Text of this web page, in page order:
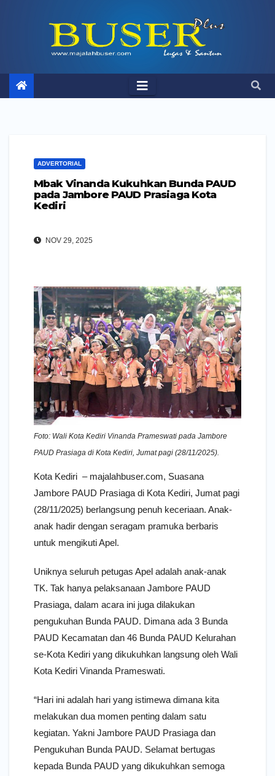
ADVERTORIAL
Mbak Vinanda Kukuhkan Bunda PAUD
pada Jambore PAUD Prasiaga Kota
Kediri
NOV 29, 2025
Foto: Wali Kota Kediri Vinanda Prameswati pada Jambore
PAUD Prasiaga di Kota Kediri, Jumat pagi (28/11/2025).
Kota Kediri – majalahbuser.com, Suasana
Jambore PAUD Prasiaga di Kota Kediri, Jumat pagi
(28/11/2025) berlangsung penuh keceriaan. Anak-
anak hadir dengan seragam pramuka berbaris
untuk mengikuti Apel.
Uniknya seluruh petugas Apel adalah anak-anak
TK. Tak hanya pelaksanaan Jambore PAUD
Prasiaga, dalam acara ini juga dilakukan
pengukuhan Bunda PAUD. Dimana ada 3 Bunda
PAUD Kecamatan dan 46 Bunda PAUD Kelurahan
se-Kota Kediri yang dikukuhkan langsung oleh Wali
Kota Kediri Vinanda Prameswati.
“Hari ini adalah hari yang istimewa dimana kita
melakukan dua momen penting dalam satu
kegiatan. Yakni Jambore PAUD Prasiaga dan
Pengukuhan Bunda PAUD. Selamat bertugas
kepada Bunda PAUD yang dikukuhkan semoga